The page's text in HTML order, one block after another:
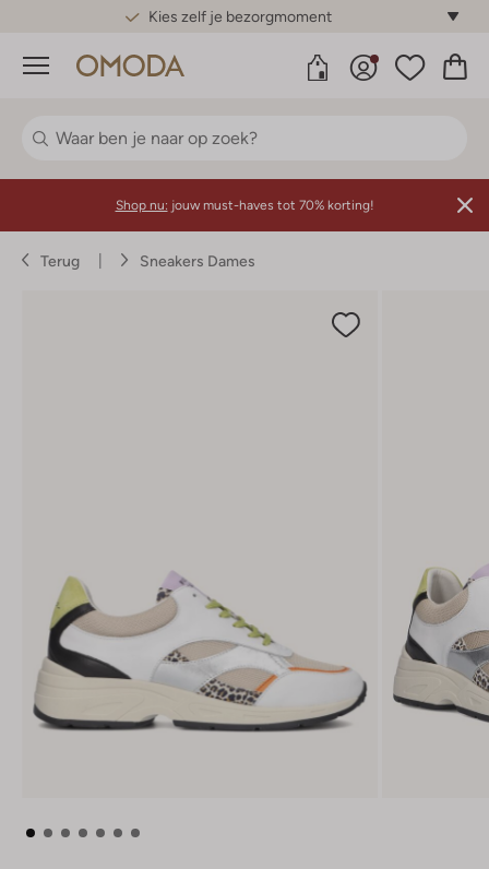
Kies zelf je bezorgmoment
Menu
Shop nu: jouw must-haves tot 70% korting!
Terug Sneakers Dames